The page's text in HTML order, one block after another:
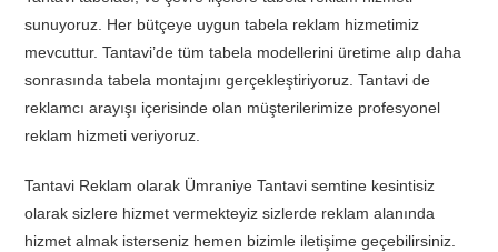
sunuyoruz. Her bütçeye uygun tabela reklam hizmetimiz
mevcuttur. Tantavi’de tüm tabela modellerini üretime alıp daha
sonrasında tabela montajını gerçekleştiriyoruz. Tantavi de
reklamcı arayışı içerisinde olan müşterilerimize profesyonel
reklam hizmeti veriyoruz.
Tantavi Reklam olarak Ümraniye Tantavi semtine kesintisiz
olarak sizlere hizmet vermekteyiz sizlerde reklam alanında
hizmet almak isterseniz hemen bizimle iletişime geçebilirsiniz.